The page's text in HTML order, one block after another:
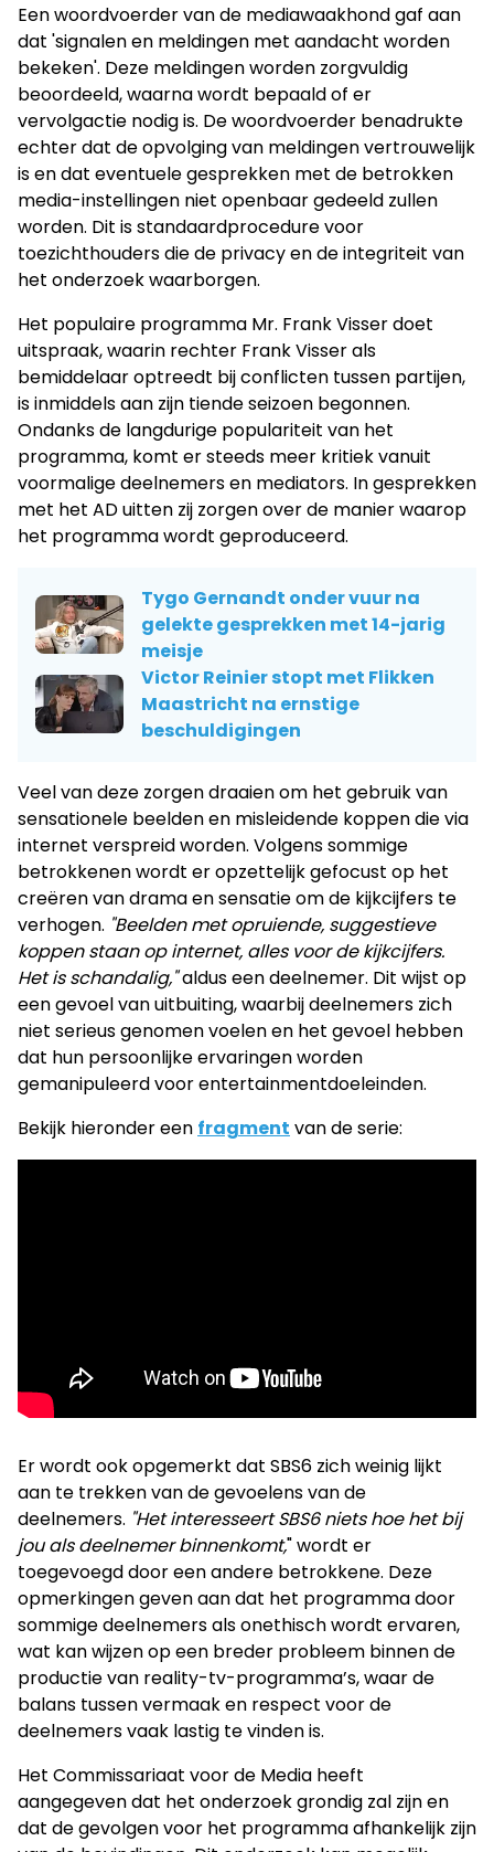
Een woordvoerder van de mediawaakhond gaf aan
dat 'signalen en meldingen met aandacht worden
bekeken'. Deze meldingen worden zorgvuldig
beoordeeld, waarna wordt bepaald of er
vervolgactie nodig is. De woordvoerder benadrukte
echter dat de opvolging van meldingen vertrouwelijk
is en dat eventuele gesprekken met de betrokken
media-instellingen niet openbaar gedeeld zullen
worden. Dit is standaardprocedure voor
toezichthouders die de privacy en de integriteit van
het onderzoek waarborgen.
Het populaire programma Mr. Frank Visser doet
uitspraak, waarin rechter Frank Visser als
bemiddelaar optreedt bij conflicten tussen partijen,
is inmiddels aan zijn tiende seizoen begonnen.
Ondanks de langdurige populariteit van het
programma, komt er steeds meer kritiek vanuit
voormalige deelnemers en mediators. In gesprekken
met het AD uitten zij zorgen over de manier waarop
het programma wordt geproduceerd.
Tygo Gernandt onder vuur na
gelekte gesprekken met 14-jarig
meisje
Victor Reinier stopt met Flikken
Maastricht na ernstige
beschuldigingen
Veel van deze zorgen draaien om het gebruik van
sensationele beelden en misleidende koppen die via
internet verspreid worden. Volgens sommige
betrokkenen wordt er opzettelijk gefocust op het
creëren van drama en sensatie om de kijkcijfers te
verhogen. "Beelden met opruiende, suggestieve
koppen staan op internet, alles voor de kijkcijfers.
Het is schandalig,"aldus een deelnemer. Dit wijst op
een gevoel van uitbuiting, waarbij deelnemers zich
niet serieus genomen voelen en het gevoel hebben
dat hun persoonlijke ervaringen worden
gemanipuleerd voor entertainmentdoeleinden.
Bekijk hieronder een fragment van de serie:
Er wordt ook opgemerkt dat SBS6 zich weinig lijkt
aan te trekken van de gevoelens van de
deelnemers. "Het interesseert SBS6 niets hoe het bij
jou als deelnemer binnenkomt," wordt er
toegevoegd door een andere betrokkene. Deze
opmerkingen geven aan dat het programma door
sommige deelnemers als onethisch wordt ervaren,
wat kan wijzen op een breder probleem binnen de
productie van reality-tv-programma’s, waar de
balans tussen vermaak en respect voor de
deelnemers vaak lastig te vinden is.
Het Commissariaat voor de Media heeft
aangegeven dat het onderzoek grondig zal zijn en
dat de gevolgen voor het programma afhankelijk zijn